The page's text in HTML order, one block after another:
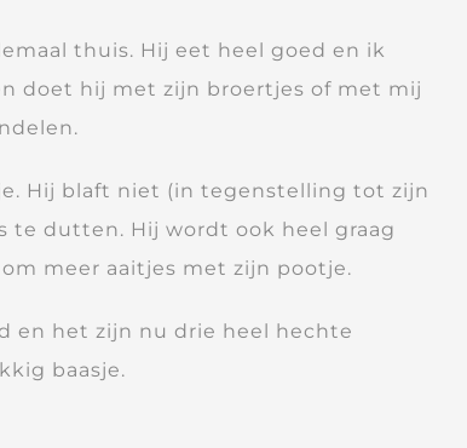
thuis. Hij eet heel goed en ik
doet hij met zijn broertjes of met mij
Hij blaft niet (in tegenstelling tot zijn
te dutten. Hij wordt ook heel graag
meer aaitjes met zijn pootje.
en het zijn nu drie heel hechte
baasje.